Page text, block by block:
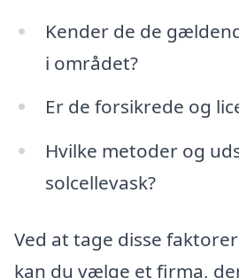
Kender de de
i området?
Er de forsikrede og
Hvilke metoder og
solcellevask?
Ved at tage disse
kan du vælge et firma,